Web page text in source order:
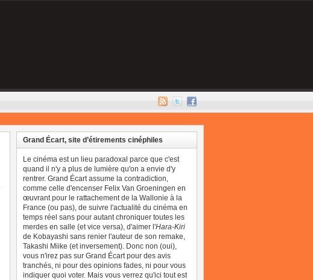
Grand Écart, site d’étirements cinéphiles
Le cinéma est un lieu paradoxal parce que c'est
quand il n'y a plus de lumière qu'on a envie d'y
rentrer. Grand Écart assume la contradiction,
comme celle d'encenser Felix Van Groeningen en
œuvrant pour le rattachement de la Wallonie à la
France (ou pas), de suivre l'actualité du cinéma en
temps réel sans pour autant chroniquer toutes les
merdes en salle (et vice versa), d'aimer l'Hara-Kiri
de Kobayashi sans renier l'auteur de son remake,
Takashi Miike (et inversement). Donc non (oui),
vous n'irez pas sur Grand Écart pour des avis
tranchés, ni pour des opinions fades, ni pour vous
indiquer quoi voter. Mais vous verrez qu'ici tout est